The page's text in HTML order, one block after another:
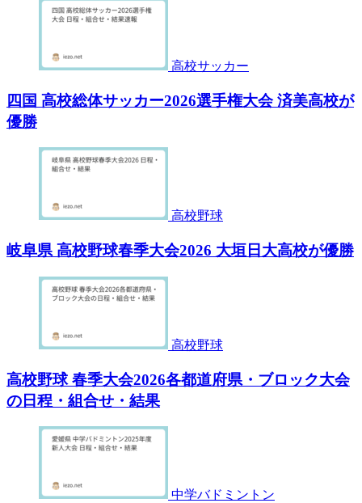
高校サッカー
四国 高校総体サッカー2026選手権大会 済美高校が
優勝
高校野球
岐阜県 高校野球春季大会2026 大垣日大高校が優勝
高校野球
高校野球 春季大会2026各都道府県・ブロック大会
の日程・組合せ・結果
中学バドミントン